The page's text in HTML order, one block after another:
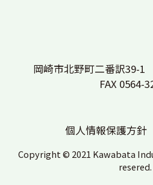
岡崎市北野町二番訳39-1
FAX 0564-
個人情報保護方針
Copyright © 2021 Kawabata
resered.